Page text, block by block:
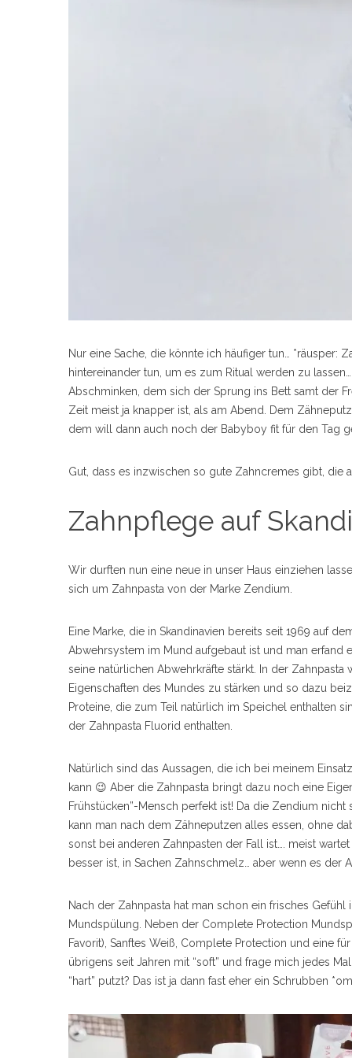
Nur eine Sache, die könnte ich häufiger tun… *räusper:
hintereinander tun, um es zum Ritual werden zu
Abschminken, dem sich der Sprung ins Bett samt der
Zeit meist ja knapper ist, als am Abend. Dem
dem will dann auch noch der Babyboy fit für den Tag
Gut, dass es inzwischen so gute Zahncremes gibt, die
Zahnpflege auf
Wir durften nun eine neue in unser Haus einziehen
sich um Zahnpasta von der Marke Zendium.
Eine Marke, die in Skandinavien bereits seit 1969 auf
Abwehrsystem im Mund aufgebaut ist und man erfand
seine natürlichen Abwehrkräfte stärkt. In der
Eigenschaften des Mundes zu stärken und so dazu
Proteine, die zum Teil natürlich im Speichel enthalten
der Zahnpasta Fluorid enthalten.
Natürlich sind das Aussagen, die ich bei meinem
kann 😉 Aber die Zahnpasta bringt dazu noch eine
Frühstücken”-Mensch perfekt ist! Da die Zendium
kann man nach dem Zähneputzen alles essen, ohne
sonst bei anderen Zahnpasten der Fall ist…. meist
besser ist, in Sachen Zahnschmelz… aber wenn es der
Nach der Zahnpasta hat man schon ein frisches
Mundspülung. Neben der Complete Protection
Favorit), Sanftes Weiß, Complete Protection und eine
übrigens seit Jahren mit “soft” und frage mich jedes
“hart” putzt? Das ist ja dann fast eher ein Schrubben